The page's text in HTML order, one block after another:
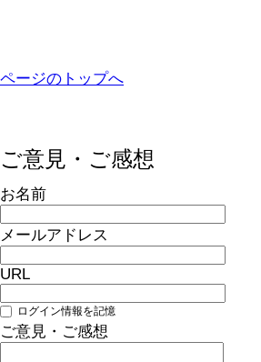
ページのトップへ
ご意見・ご感想
お名前
メールアドレス
URL
ログイン情報を記憶
ご意見・ご感想